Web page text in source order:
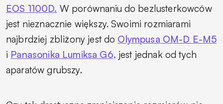
EOS 1100D. W porównaniu do bezlusterkowców
jest nieznacznie większy. Swoimi rozmiarami
najbrdziej zbliżony jest do Olympusa OM-D E-M5
i Panasonika Lumiksa G6, jest jednak od tych
aparatów grubszy.